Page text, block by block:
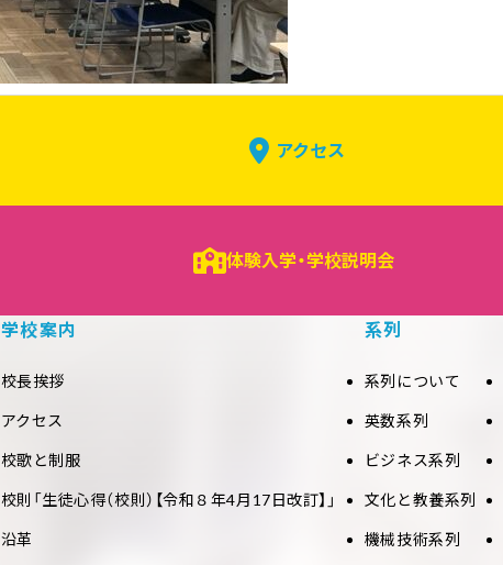
アクセス
体験入学・学校説明会
学校案内
校長挨拶
アクセス
校歌と制服
校則「生徒心得（校則）【令和８年4月17日改訂】」
沿革
系列
系列について
英数系列
ビジネス系列
文化と教養系列
機械技術系列